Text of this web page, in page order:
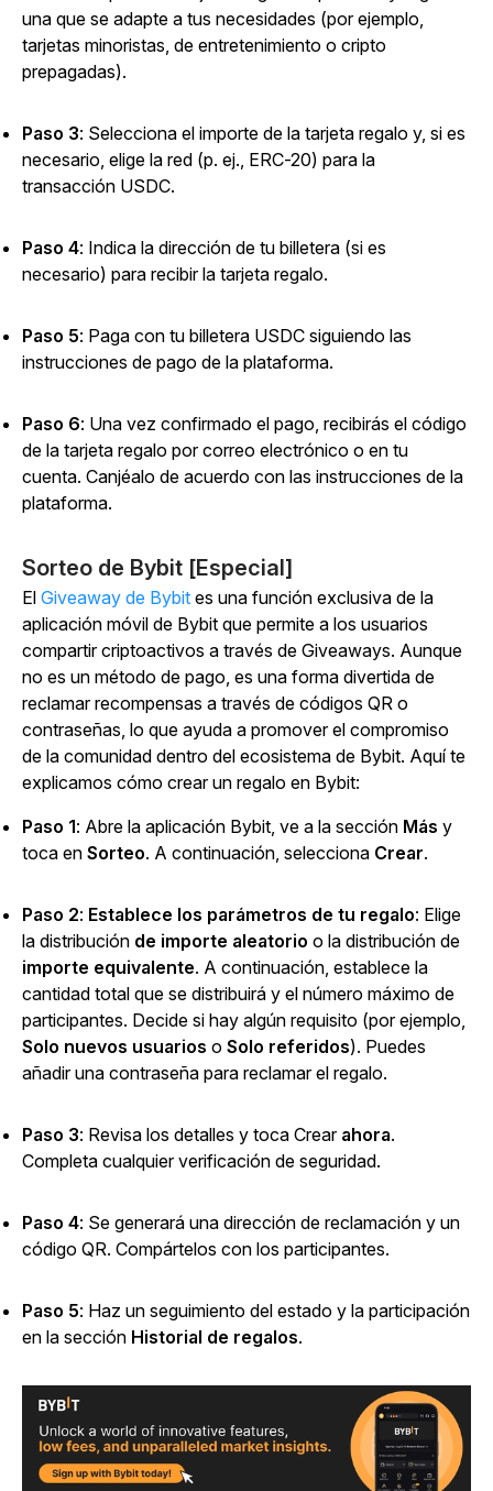
una que se adapte a tus necesidades (por ejemplo,
tarjetas minoristas, de entretenimiento o cripto
prepagadas).
Paso 3: Selecciona el importe de la tarjeta regalo y, si es
necesario, elige la red (p. ej., ERC-20) para la
transacción USDC.
Paso 4: Indica la dirección de tu billetera (si es
necesario) para recibir la tarjeta regalo.
Paso 5: Paga con tu billetera USDC siguiendo las
instrucciones de pago de la plataforma.
Paso 6: Una vez confirmado el pago, recibirás el código
de la tarjeta regalo por correo electrónico o en tu
cuenta. Canjéalo de acuerdo con las instrucciones de la
plataforma.
Sorteo de Bybit [Especial]
El Giveaway de Bybit es una función exclusiva de la
aplicación móvil de Bybit que permite a los usuarios
compartir criptoactivos a través de Giveaways. Aunque
no es un método de pago, es una forma divertida de
reclamar recompensas a través de códigos QR o
contraseñas, lo que ayuda a promover el compromiso
de la comunidad dentro del ecosistema de Bybit. Aquí te
explicamos cómo crear un regalo en Bybit:
Paso 1: Abre la aplicación Bybit, ve a la sección Más y
toca en Sorteo. A continuación, selecciona Crear.
Paso 2: Establece los parámetros de tu regalo: Elige
la distribución de importe aleatorio o la distribución de
importe equivalente. A continuación, establece la
cantidad total que se distribuirá y el número máximo de
participantes. Decide si hay algún requisito (por ejemplo,
Solo nuevos usuarios o Solo referidos). Puedes
añadir una contraseña para reclamar el regalo.
Paso 3: Revisa los detalles y toca Crear ahora.
Completa cualquier verificación de seguridad.
Paso 4: Se generará una dirección de reclamación y un
código QR. Compártelos con los participantes.
Paso 5: Haz un seguimiento del estado y la participación
en la sección Historial de regalos.